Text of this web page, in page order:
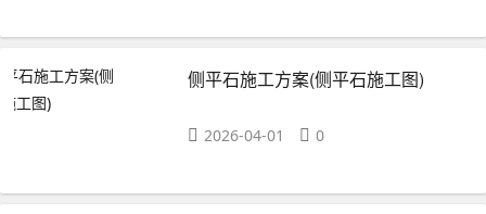
侧平石施工方案(侧平石施工图)
2026-04-01 0